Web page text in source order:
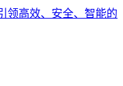
领高效、安全、智能的